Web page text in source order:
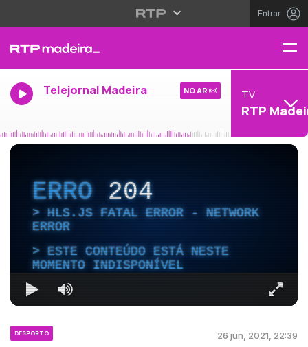
Entrar
Telejornal Madeira NO AR TV
RTP
ERRO204
HLS.JS FATAL ERROR - NETWORK
ERROR
ESTE CONTEÚDO ESTÁ NESTE
MOMENTO INDISPONÍVEL
DESPORTO 26 jun, 2021, 22:39